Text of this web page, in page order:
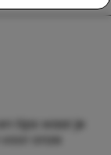
tips waar je
onze